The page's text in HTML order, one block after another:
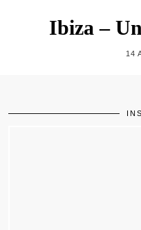
Ibiza –
14